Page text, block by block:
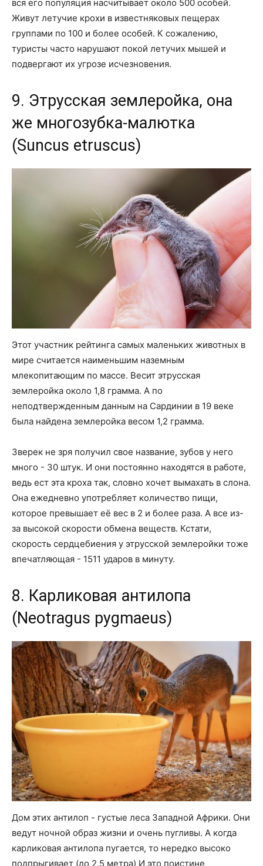
вся его популяция насчитывает около 500 особей.
Живут летучие крохи в известняковых пещерах
группами по 100 и более особей. К сожалению,
туристы часто нарушают покой летучих мышей и
подвергают их угрозе исчезновения.
9. Этрусская землеройка, она
же многозубка-малютка
(Suncus etruscus)
Этот участник рейтинга самых маленьких животных в
мире считается наименьшим наземным
млекопитающим по массе. Весит этрусская
землеройка около 1,8 грамма. А по
неподтвержденным данным на Сардинии в 19 веке
была найдена землеройка весом 1,2 грамма.
Зверек не зря получил свое название, зубов у него
много - 30 штук. И они постоянно находятся в работе,
ведь ест эта кроха так, словно хочет вымахать в слона.
Она ежедневно употребляет количество пищи,
которое превышает её вес в 2 и более раза. А все из-
за высокой скорости обмена веществ. Кстати,
скорость сердцебиения у этрусской землеройки тоже
впечатляющая - 1511 ударов в минуту.
8. Карликовая антилопа
(Neotragus pygmaeus)
Дом этих антилоп - густые леса Западной Африки. Они
ведут ночной образ жизни и очень пугливы. А когда
карликовая антилопа пугается, то нередко высоко
подпрыгивает (до 2,5 метра) И это поистине